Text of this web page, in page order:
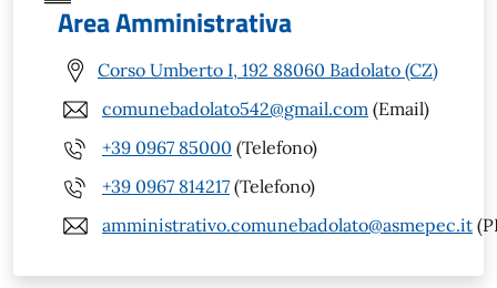
Area Amministrativa
Corso Umberto I, 192 88060 Badolato (CZ)
comunebadolato542@gmail.com (Email)
+39 0967 85000 (Telefono)
+39 0967 814217 (Telefono)
amministrativo.comunebadolato@asmepec.it